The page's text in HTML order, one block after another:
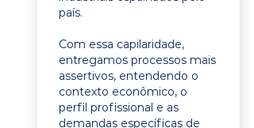
país.
Com essa capilaridade,
entregamos processos mais
assertivos, entendendo o
contexto econômico, o
perfil profissional e as
demandas específicas de